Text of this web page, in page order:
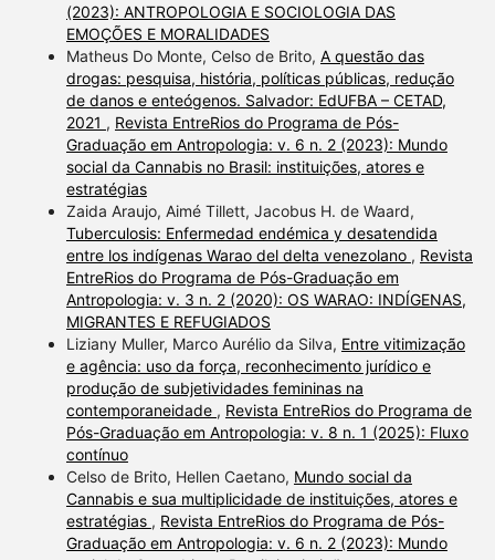
(2023): ANTROPOLOGIA E SOCIOLOGIA DAS
EMOÇÕES E MORALIDADES
Matheus Do Monte, Celso de Brito, A questão das
drogas: pesquisa, história, políticas públicas, redução
de danos e enteógenos. Salvador: EdUFBA – CETAD,
2021 , Revista EntreRios do Programa de Pós-
Graduação em Antropologia: v. 6 n. 2 (2023): Mundo
social da Cannabis no Brasil: instituições, atores e
estratégias
Zaida Araujo, Aimé Tillett, Jacobus H. de Waard,
Tuberculosis: Enfermedad endémica y desatendida
entre los indígenas Warao del delta venezolano , Revista
EntreRios do Programa de Pós-Graduação em
Antropologia: v. 3 n. 2 (2020): OS WARAO: INDÍGENAS,
MIGRANTES E REFUGIADOS
Liziany Muller, Marco Aurélio da Silva, Entre vitimização
e agência: uso da força, reconhecimento jurídico e
produção de subjetividades femininas na
contemporaneidade , Revista EntreRios do Programa de
Pós-Graduação em Antropologia: v. 8 n. 1 (2025): Fluxo
contínuo
Celso de Brito, Hellen Caetano, Mundo social da
Cannabis e sua multiplicidade de instituições, atores e
estratégias , Revista EntreRios do Programa de Pós-
Graduação em Antropologia: v. 6 n. 2 (2023): Mundo